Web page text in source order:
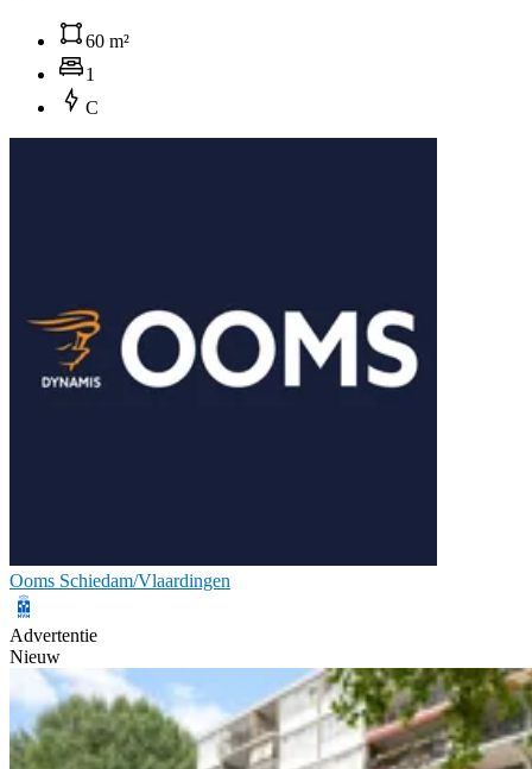
60 m²
1
C
Ooms Schiedam/Vlaardingen
Advertentie
Nieuw